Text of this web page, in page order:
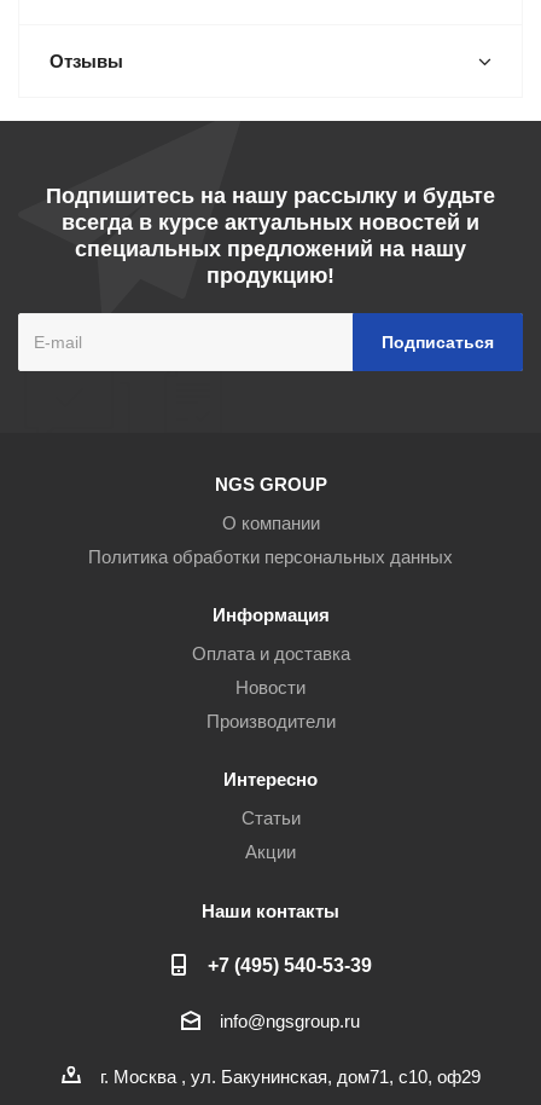
Отзывы
Подпишитесь на нашу рассылку и будьте
всегда в курсе актуальных новостей и
специальных предложений на нашу
продукцию!
NGS GROUP
О компании
Политика обработки персональных данных
Информация
Оплата и доставка
Новости
Производители
Интересно
Статьи
Акции
Наши контакты
+7 (495) 540-53-39
info@ngsgroup.ru
г. Москва , ул. Бакунинская, дом71, с10, оф29